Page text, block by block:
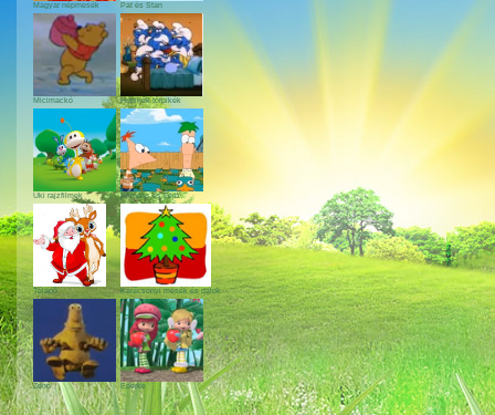
Magyar népmesék Pat és Stan
Micimackó Hupikék törpikék
Uki rajzfilmek Phineas és Ferb
Télapó Karácsonyi mesék és dalok
Zénó Eperke